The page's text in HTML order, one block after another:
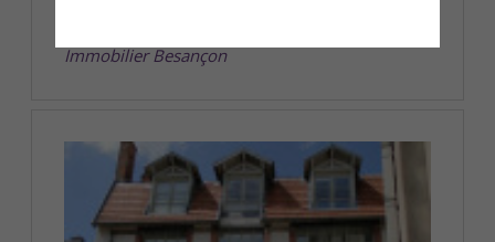
Immobilier Besançon